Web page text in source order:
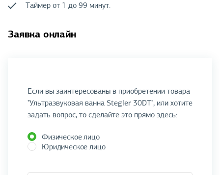
Таймер от 1 до 99 минут.
Заявка онлайн
Если вы заинтересованы в приобретении товара
"Ультразвуковая ванна Stegler 30DT", или хотите
задать вопрос, то сделайте это прямо здесь:
Физическое лицо
Юридическое лицо